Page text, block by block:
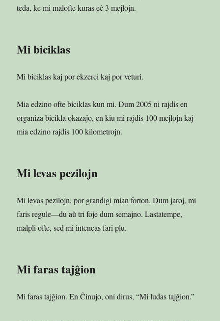
teda, ke mi malofte kuras eĉ 3 mejlojn.
Mi biciklas
Mi biciklas kaj por ekzerci kaj por veturi.
Mia edzino ofte biciklas kun mi. Dum 2005 ni rajdis en
organiza bicikla okazaĵo, en kiu mi rajdis 100 mejlojn kaj
mia edzino rajdis 100 kilometrojn.
Mi levas pezilojn
Mi levas pezilojn, por grandigi mian forton. Dum jaroj, mi
faris regule—du aŭ tri foje dum semajno. Lastatempe,
malpli ofte, sed mi intencas fari plu.
Mi faras tajĝion
Mi faras tajĝion. En Ĉinujo, oni dirus, “Mi ludas tajĝion.”